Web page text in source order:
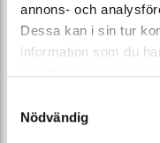
annons- och
Dessa kan i sin tur
information som du
Nödvändig
Säker
Våra
motståndskraft mot